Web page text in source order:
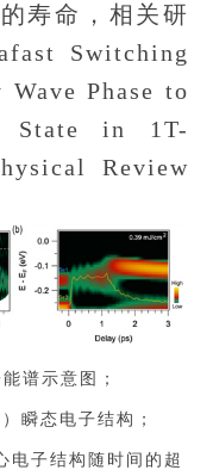
寿命，相关研
Switching
Phase to
State in 1T-
Review
谱示意图；
瞬态电子结构；
子结构随时间的超